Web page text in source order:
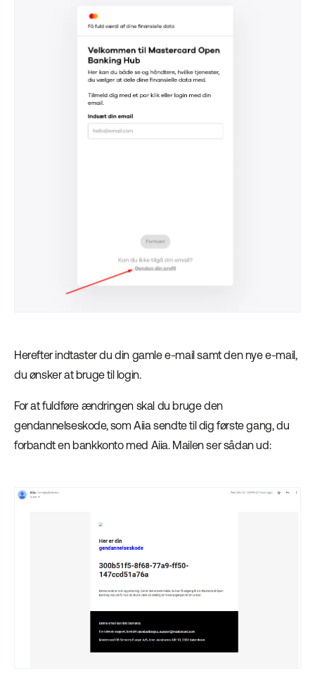
Herefter indtaster du din gamle e-mail samt den nye e-mail,
du ønsker at bruge til login.
For at fuldføre ændringen skal du bruge den
gendannelseskode, som Aiia sendte til dig første gang, du
forbandt en bankkonto med Aiia. Mailen ser sådan ud: